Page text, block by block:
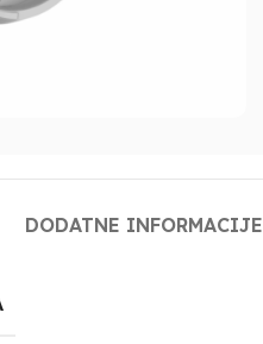
DODATNE INFORMACIJE